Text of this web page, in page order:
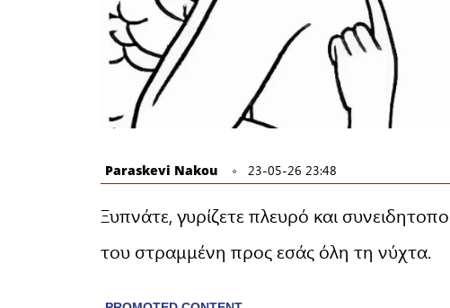
Paraskevi Nakou 23-05-26 23:48
Ξυπνάτε, γυρίζετε πλευρό και
του στραμμένη προς εσάς όλη τη νύχτα.